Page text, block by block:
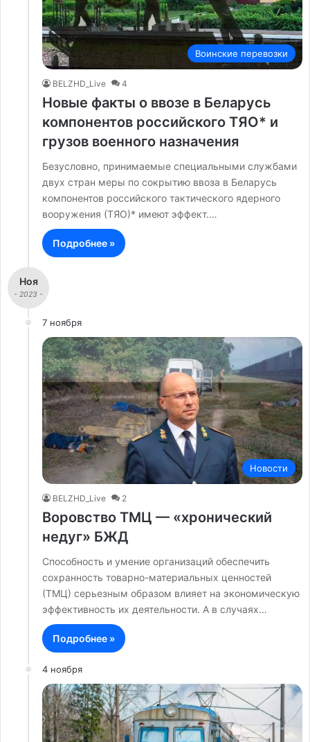
Воинские перевозки
BELZHD_Live 4
Новые факты о ввозе в Беларусь
компонентов российского ТЯО* и
грузов военного назначения
Безусловно, принимаемые специальными службами
двух стран меры по сокрытию ввоза в Беларусь
компонентов российского тактического ядерного
вооружения (ТЯО)* имеют эффект.…
Подробнее »
Ноя
- 2023 -
7 ноября
Новости
BELZHD_Live 2
Воровство ТМЦ — «хронический
недуг» БЖД
Способность и умение организаций обеспечить
сохранность товарно-материальных ценностей
(ТМЦ) серьезным образом влияет на экономическую
эффективность их деятельности. А в случаях…
Подробнее »
4 ноября